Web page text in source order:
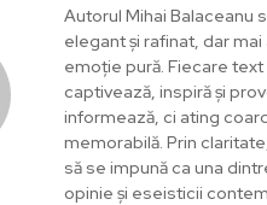
Autorul Mihai Balaceanu
elegant și rafinat, dar
emoție pură. Fiecare
captivează, inspiră și
informează, ci ating
memorabilă. Prin
să se impună ca una
opinie și eseisticii